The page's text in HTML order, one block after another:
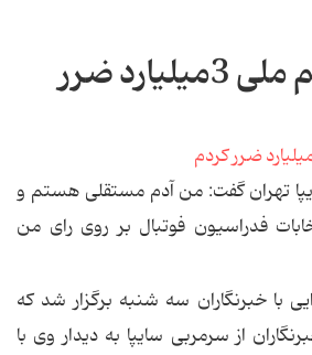
دایی: برای تیم ملی 3میلیارد ضرر
تهران گفت: من آدم مستقلی هستم و
فدراسیون فوتبال بر روی رای من
خبرنگاران سه شنبه برگزار شد كه
از سرمربی سایپا به دیدار وی با